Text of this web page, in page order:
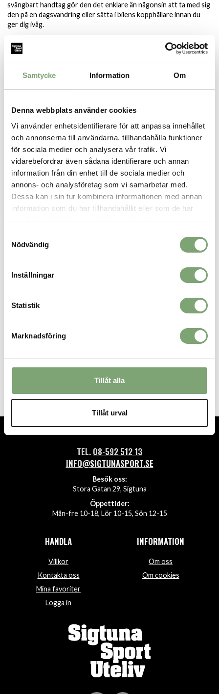
Samtycke Information Om
Denna webbplats använder cookies
Vi använder enhetsidentifierare för att anpassa innehållet
och annonserna till användarna, tillhandahålla funktioner
för sociala medier och analysera vår trafik. Vi
vidarebefordrar även sådana identifierare och annan
information från din enhet till de sociala medier och
annons- och analysföretag som vi samarbetar med.
Dessa kan i sin tur kombinera informationen med annan
information som du har tillhandahållit eller som de har
samlat in när du har använt deras tjänster.
Nödvändig
Inställningar
Statistik
Marknadsföring
Tillåt alla
Tillåt urval
svängbart handtag gör den det enklare än någonsin att ta med sig
den på en dagsvandring eller sätta i bilens kopphållare innan du
ger dig iväg.
öppen
Volym: 0.75 liter
SPARA SOM FAVORIT
029778_1
Camelbak Thrive Flip Straw
0,75L - Charcoal
Camelbak Thrive Flip Straw
0,75L - Purple Sky
269 KR
TEL. 08-592 512 13
INFO@SIGTUNASPORT.SE
Besök oss:
Stora Gatan 29, Sigtuna
Öppettider:
Mån-fre 10-18, Lör 10-15, Sön 12-15
HANDLA
Villkor
Kontakta oss
Mina favoriter
Logga in
INFORMATION
Om oss
Om cookies